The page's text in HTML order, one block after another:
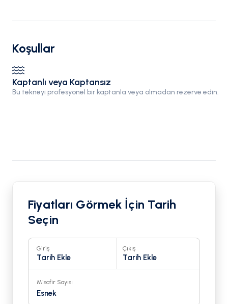
Koşullar
Kaptanlı veya Kaptansız
Bu tekneyi profesyonel bir kaptanla veya olmadan rezerve edin.
Fiyatları Görmek İçin Tarih
Seçin
Giriş
Tarih Ekle
Çıkış
Tarih Ekle
Misafir Sayısı
Esnek